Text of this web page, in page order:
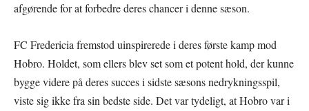
afgørende for at forbedre deres chancer i denne sæson.
FC Fredericia fremstod uinspirerede i deres første kamp mod
Hobro. Holdet, som ellers blev set som et potent hold, der kunne
bygge videre på deres succes i sidste sæsons nedrykningsspil,
viste sig ikke fra sin bedste side. Det var tydeligt, at Hobro var i